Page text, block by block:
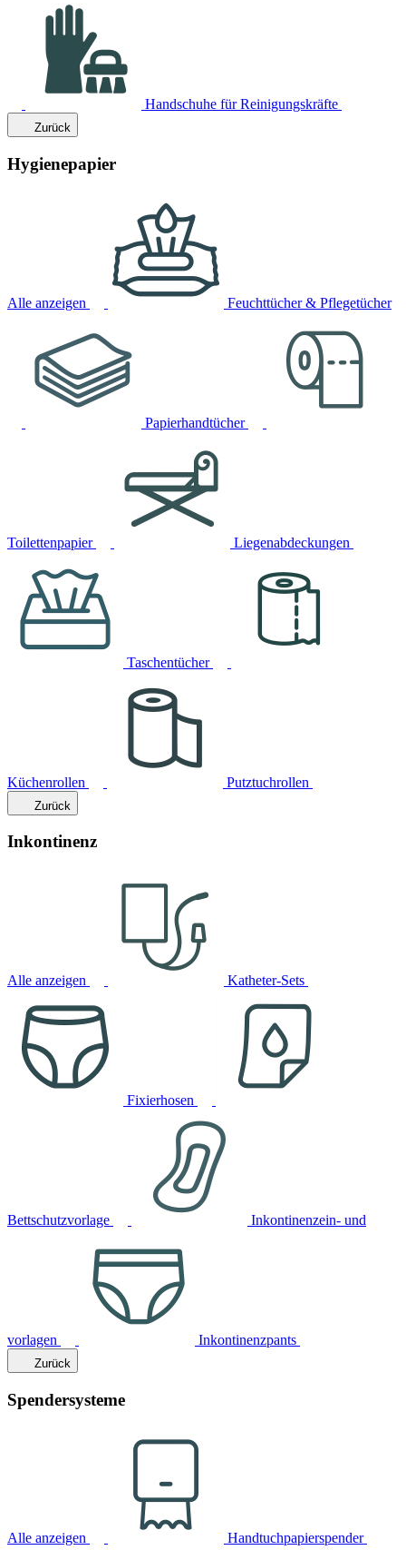
Handschuhe für Reinigungskräfte
Zurück
Hygienepapier
Alle anzeigen Feuchttücher & Pflegetücher
Papierhandtücher
Toilettenpapier Liegenabdeckungen
Taschentücher
Küchenrollen Putztuchrollen
Zurück
Inkontinenz
Alle anzeigen Katheter-Sets
Fixierhosen
Bettschutzvorlage Inkontinenzein- und
vorlagen Inkontinenzpants
Zurück
Spendersysteme
Alle anzeigen Handtuchpapierspender